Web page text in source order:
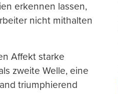
erkennen lassen,
nicht mithalten
Affekt starke
zweite Welle, eine
triumphierend